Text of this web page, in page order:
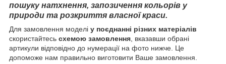
пошуку натхнення, запозичення кольорів у
природи та розкриття власної краси.
Для замовлення моделі у поєднанні різних матеріалів
скористайтесь схемою замовлення , вказавши обрані
артикули відповідно до нумерації на фото нижче. Це
допоможе нам правильно виготовити Ваше замовлення.